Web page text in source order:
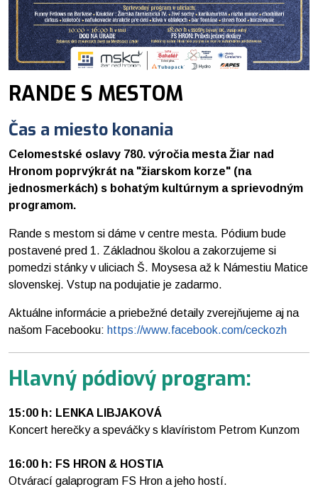
RANDE S MESTOM
Čas a miesto konania
Celomestské oslavy 780. výročia mesta Žiar nad
Hronom poprvýkrát na "žiarskom korze" (na
jednosmerkách) s bohatým kultúrnym a sprievodným
programom.
Rande s mestom si dáme v centre mesta. Pódium bude
postavené pred 1. Základnou školou a zakorzujeme si
pomedzi stánky v uliciach Š. Moysesa až k Námestiu Matice
slovenskej. Vstup na podujatie je zadarmo.
Aktuálne informácie a priebežné detaily zverejňujeme aj na
našom Facebooku: https://www.facebook.com/ceckozh
Hlavný pódiový program:
15:00 h: LENKA LIBJAKOVÁ
Koncert herečky a speváčky s klavíristom Petrom Kunzom
16:00 h: FS HRON & HOSTIA
Otvárací galaprogram FS Hron a jeho hostí.